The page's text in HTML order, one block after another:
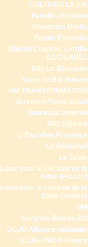
CULTIVER LA VIE
Famille Je t'aime
Fondation Morija
Forum Emmaüs
Gîte du Charron, certifié
ECO-LABEL
Gite Le Brusquet
Grain de Blé Suisse
HM TRANSFORMATION
Jeremiah Tours Israël
Jeunesse ardente
JPC Séjours
L'Eau Vive Provence
Le Rimlishof
Le Tabor
Ligue pour la Lecture de la
Bible (France)
Ligue pour la Lecture de la
Bible (Suisse)
OM
Surprise Reisen AG
UCJG Alliance nationale
UCJG-YMCA France